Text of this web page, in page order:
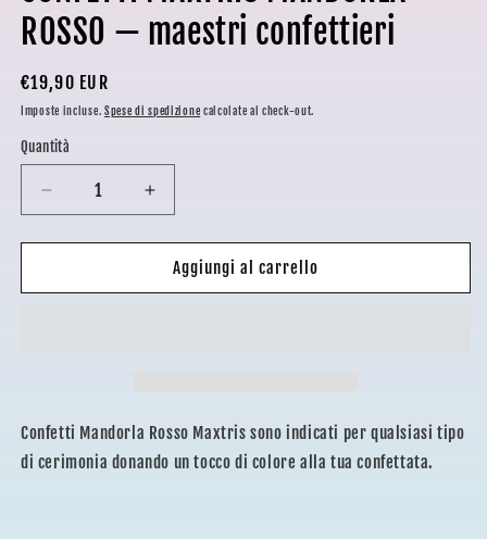
modale
ROSSO — maestri confettieri
Prezzo
di
listino
€19,90 EUR
Imposte incluse. Spese di spedizione calcolate al check-out.
Quantità
Diminuisci
quantità
per
MAXTRIS
Aumenta
quantità
per
CONFETTI
MAXTRIS
Aggiungi al carrello
Confetti Mandorla Rosso Maxtris sono indicati per qualsiasi tipo
di cerimonia donando un tocco di colore alla tua confettata.